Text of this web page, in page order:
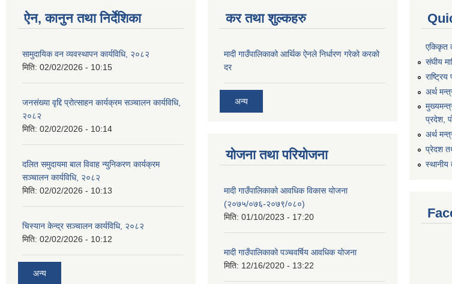
ऐन, कानुन तथा निर्देशिका
सामुदायिक वन व्यवस्थापन कार्यविधि, २०८२
मिति: 02/02/2026 - 10:15
जनसंख्या वृद्दि प्रोत्साहन कार्यक्रम सञ्‍चालन कार्यविधि,
२०८२
मिति: 02/02/2026 - 10:14
दलित समुदायमा बाल विवाह न्युनिकरण कार्यक्रम
सञ्‍चालन कार्यविधि, २०८२
मिति: 02/02/2026 - 10:13
चिस्यान केन्द्र सञ्‍चालन कार्यविधि, २०८२
मिति: 02/02/2026 - 10:12
अन्य
कर तथा शुल्कहरु
मादी गाउँपालिकाको आर्थिक ऐनले निर्धारण गरेको करको
दर
अन्य
योजना तथा परियोजना
मादी गाउँपालिकाको आवधिक विकास योजना
(२०७५/०७६-२०७९/०८०)
मिति: 01/10/2023 - 17:20
मादी गाउँपालिकाको पञ्चवर्षिय आवधिक योजना
मिति: 12/16/2020 - 13:22
एकिकृत
संघीय
अर्थ
प्रदेश,
अर्थ
प्रेदश
स्थानीय